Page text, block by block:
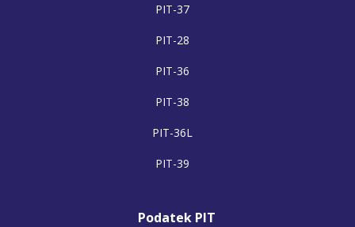
PIT-37
PIT-28
PIT-36
PIT-38
PIT-36L
PIT-39
Podatek PIT